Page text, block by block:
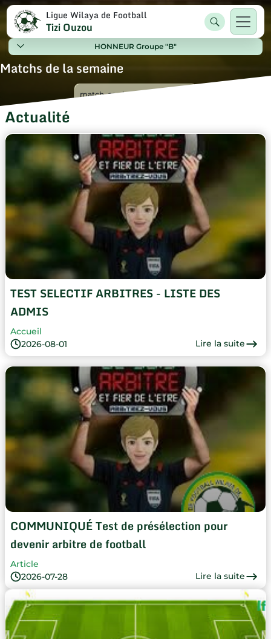
Ligue Wilaya de Football
Tizi Ouzou
HONNEUR Groupe "B"
Matchs de la semaine
Actualité
TEST SELECTIF ARBITRES - LISTE DES
ADMIS
2026-08-01
Accueil
Lire la suite
COMMUNIQUÉ Test de présélection pour
devenir arbitre de football
2026-07-28
Article
Lire la suite